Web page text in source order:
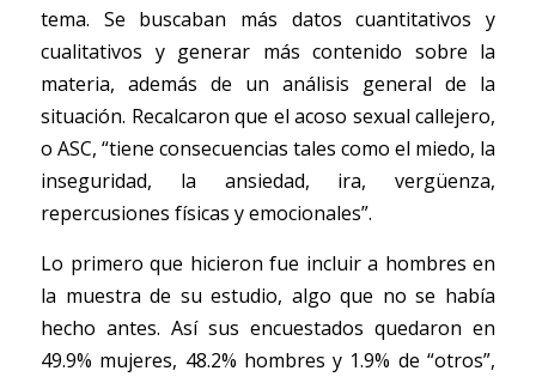
tema. Se buscaban más datos cuantitativos y
cualitativos y generar más contenido sobre la
materia, además de un análisis general de la
situación. Recalcaron que el acoso sexual callejero,
o ASC, “tiene consecuencias tales como el miedo, la
inseguridad, la ansiedad, ira, vergüenza,
repercusiones físicas y emocionales”.
Lo primero que hicieron fue incluir a hombres en
la muestra de su estudio, algo que no se había
hecho antes. Así sus encuestados quedaron en
49.9% mujeres, 48.2% hombres y 1.9% de “otros”,